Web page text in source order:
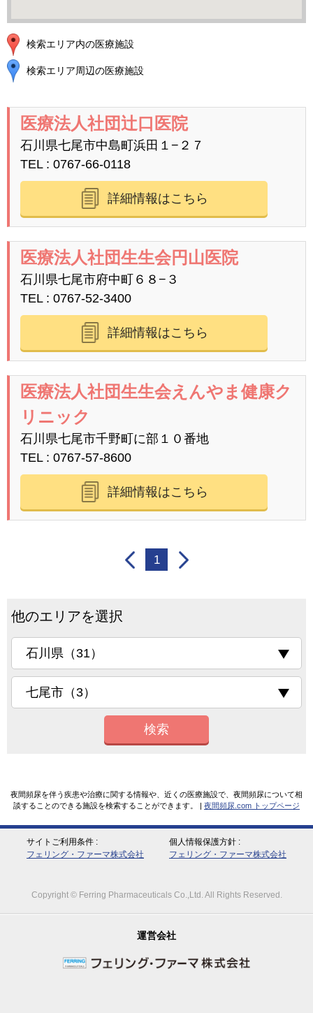
検索エリア内の医療施設
検索エリア周辺の医療施設
医療法人社団辻口医院
石川県七尾市中島町浜田１−２７
TEL
0767-66-0118
詳細情報はこちら
医療法人社団生生会円山医院
石川県七尾市府中町６８−３
TEL
0767-52-3400
詳細情報はこちら
医療法人社団生生会えんやま健康ク
リニック
石川県七尾市千野町に部１０番地
TEL
0767-57-8600
詳細情報はこちら
1
他のエリアを選択
検索
夜間頻尿を伴う疾患や治療に関する情報や、近くの医療施設で、夜間頻尿について相
談することのできる施設を検索することができます。 | 夜間頻尿.com トップページ
サイトご利用条件
フェリング・ファーマ株式会社
個人情報保護方針
フェリング・ファーマ株式会社
Copyright © Ferring Pharmaceuticals Co.,Ltd. All Rights Reserved.
運営会社